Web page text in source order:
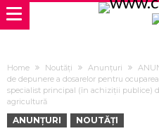
Home Noutăți Anunțuri
de depunere a dosarelor pentru
specialist principal (în achiziții publice)
agricultură
ANUNȚURI NOUTĂȚI